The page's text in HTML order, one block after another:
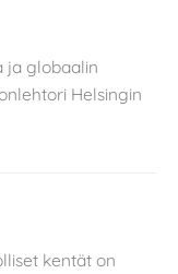
ja globaalin
Helsingin
kentät on